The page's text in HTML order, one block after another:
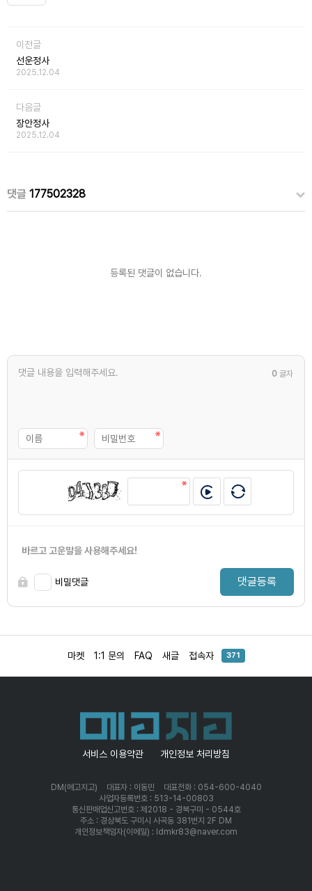
이전글
선운정사
2025.12.04
다음글
장안정사
2025.12.04
댓글 177502328
등록된 댓글이 없습니다.
0 글자
바르고 고운말을 사용해주세요!
비밀댓글 댓글등록
마켓 1:1 문의 FAQ 새글 접속자 371
서비스 이용약관 개인정보 처리방침
DM(메고지고) 대표자 : 이동민
대표전화 : 054-600-4040
사업자등록번호 : 513-14-00803
통신판매업신고번호 : 제2018 - 경북구미 - 0544호
주소 : 경상북도 구미시 사곡동 381번지 2F DM
개인정보책임자(이메일) : ldmkr83@naver.com